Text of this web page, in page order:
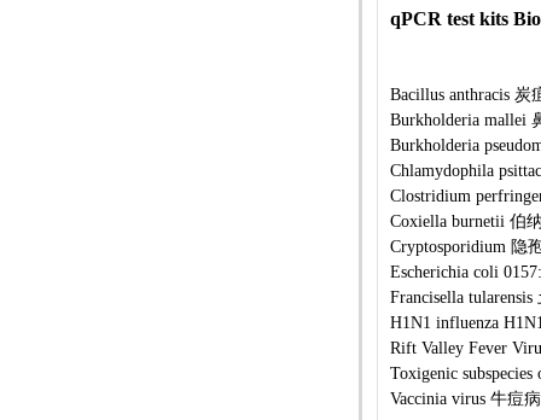
qPCR test kits
Bacillus anthracis 炭
Burkholderia mallei
Burkholderia
Chlamydophila
Clostridium
Coxiella burnetii 伯
Cryptosporidium 隐
Escherichia coli
Francisella tularensis
H1N1 influenza
Rift Valley Fever
Toxigenic
Vaccinia virus 牛痘